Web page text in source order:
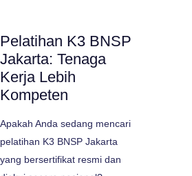
Pelatihan K3 BNSP
Jakarta: Tenaga
Kerja Lebih
Kompeten
Apakah Anda sedang mencari
pelatihan K3 BNSP Jakarta
yang bersertifikat resmi dan